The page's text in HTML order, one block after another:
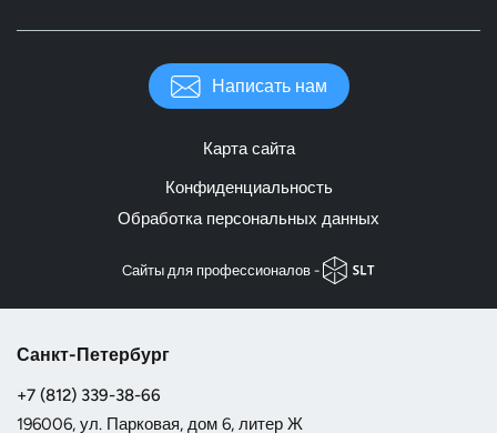
Написать нам
Карта сайта
Конфиденциальность
Обработка персональных данных
Cайты для профессионалов -
Санкт-Петербург
+7 (812) 339-38-66
196006, ул. Парковая, дом 6, литер Ж